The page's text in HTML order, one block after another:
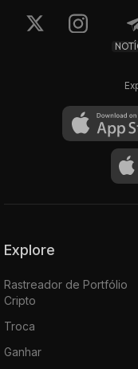
Explore
Rastreador de Portfólio
Cripto
Troca
Ganhar